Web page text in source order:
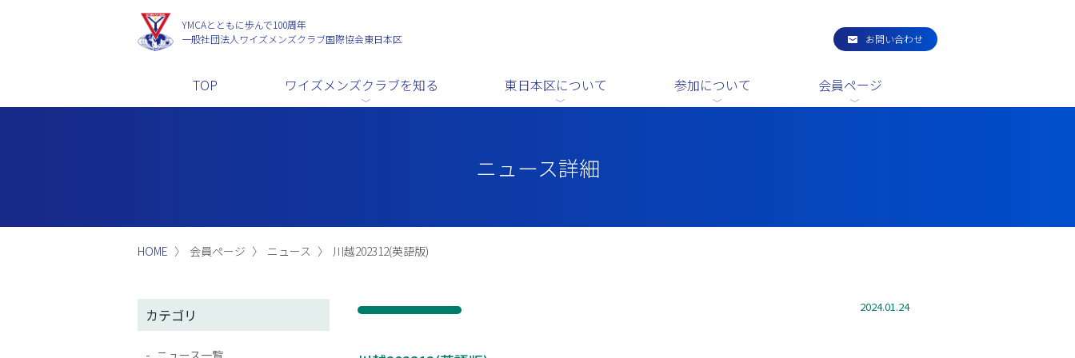
YMCAとともに歩んで100周年
一般社団法人 ワイズメンズクラブ国際協会東日本区 お問い合わせ
TOP ワイズメンズクラブを知る 東日本区について 参加について 会員ページ
ニュース詳細
HOME 会員ページ ニュース 川越202312(英語版)
2024.01.24
カテゴリ
ニュース一覧